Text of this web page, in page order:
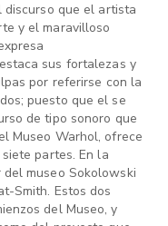
que el artista
y el maravilloso
sus fortalezas y
por referirse con la
puesto que el se
de tipo sonoro que
Museo Warhol, ofrece
partes. En la
museo Sokolowski
Smith. Estos dos
del Museo, y